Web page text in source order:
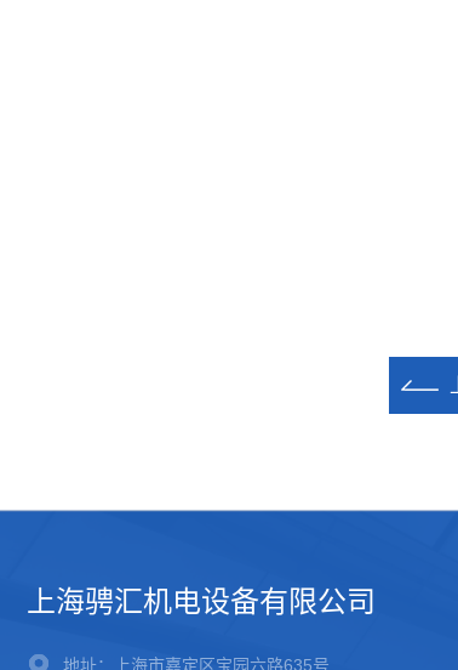
上海骋汇机电设备有限公司
地址：上海市嘉定区宝园六路635号